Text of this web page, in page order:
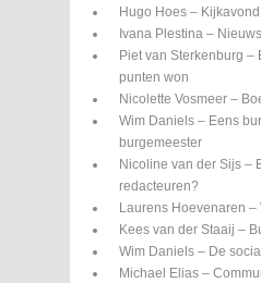
Hugo Hoes – Kijkavond
Ivana Plestina –
Piet van Sterkenburg –
punten won
Nicolette Vosmeer –
Wim Daniels – Eens
burgemeester
Nicoline van der Sijs –
redacteuren?
Laurens Hoevenaren –
Kees van der Staaij –
Wim Daniels – De
Michael Elias –